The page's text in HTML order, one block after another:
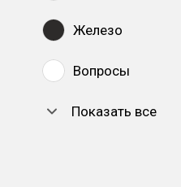
Железо
Вопросы
Показать все